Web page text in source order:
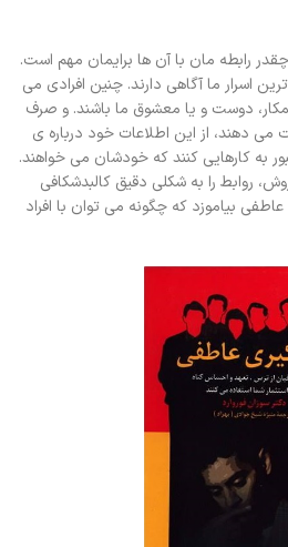
رابطه مان با آن ها برایمان مهم است.
اسرار ما آگاهی دارند. چنین افرادی می
دوست و یا معشوق ما باشند. و صرف
می دهند، از این اطلاعات خود درباره ی
به کارهایی کنند که خودشان می خواهند.
روابط را به شکلی دقیق کالبدشکافی
بیاموزد که چگونه می توان با افراد